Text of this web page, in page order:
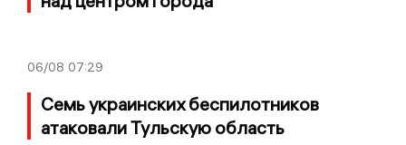
06/08 07:29
Семь украинских беспилотников
атаковали Тульскую область